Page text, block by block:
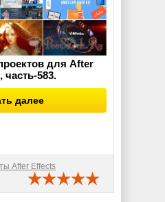
для After
часть-583.
далее
After Effects